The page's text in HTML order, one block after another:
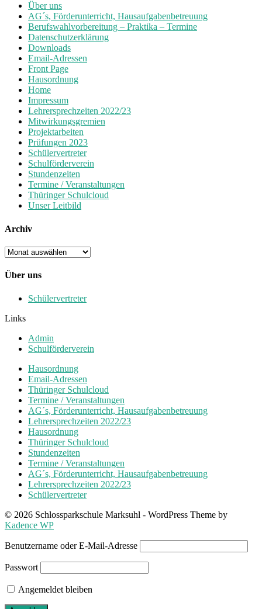
Über uns
AG´s, Förderunterricht, Hausaufgabenbetreuung
Berufswahlvorbereitung – Praktika – Termine
Datenschutzerklärung
Downloads
Email-Adressen
Front Page
Hausordnung
Home
Impressum
Lehrersprechzeiten 2022/23
Mitwirkungsgremien
Projektarbeiten
Prüfungen 2023
Schülervertreter
Schulförderverein
Stundenzeiten
Termine / Veranstaltungen
Thüringer Schulcloud
Unser Leitbild
Archiv
Archiv
Über uns
Schülervertreter
Links
Admin
Schulförderverein
Hausordnung
Email-Adressen
Thüringer Schulcloud
Termine / Veranstaltungen
AG´s, Förderunterricht, Hausaufgabenbetreuung
Lehrersprechzeiten 2022/23
Hausordnung
Thüringer Schulcloud
Stundenzeiten
Termine / Veranstaltungen
AG´s, Förderunterricht, Hausaufgabenbetreuung
Lehrersprechzeiten 2022/23
Schülervertreter
© 2026 Schlossparkschule Marksuhl - WordPress Theme by
Kadence WP
Benutzername oder E-Mail-Adresse
Passwort
Angemeldet bleiben